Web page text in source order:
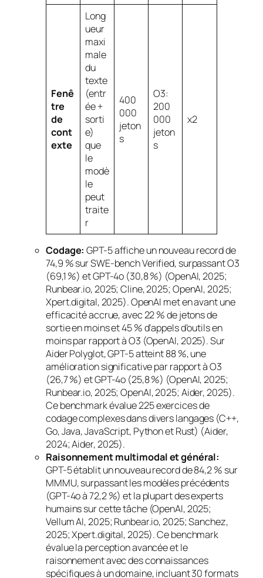
Fenê
tre
de
cont
exte
Long
ueur
maxi
male
du
texte
(entr
ée +
sorti
e)
que
le
modè
le
peut
traite
r
400
000
jeton
s
O3:
200
000
jeton
s
x2
Codage: GPT-5 affiche un nouveau record de
74,9 % sur SWE-bench Verified, surpassant O3
(69,1 %) et GPT-4o (30,8 %) (OpenAI, 2025;
Runbear.io, 2025; Cline, 2025; OpenAI, 2025;
Xpert.digital, 2025). OpenAI met en avant une
efficacité accrue, avec 22 % de jetons de
sortie en moins et 45 % d’appels d’outils en
moins par rapport à O3 (OpenAI, 2025). Sur
Aider Polyglot, GPT-5 atteint 88 %, une
amélioration significative par rapport à O3
(26,7 %) et GPT-4o (25,8 %) (OpenAI, 2025;
Runbear.io, 2025; OpenAI, 2025; Aider, 2025).
Cebenchmarkévalue 225 exercices de
codage complexes dans divers langages (C++,
Go, Java, JavaScript, Python et Rust) (Aider,
2024; Aider, 2025).
Raisonnement multimodal et général:
GPT-5 établit un nouveau record de 84,2 % sur
MMMU, surpassant les modèles précédents
(GPT-4o à 72,2 %) et la plupart des experts
humains sur cette tâche (OpenAI, 2025;
Vellum AI, 2025; Runbear.io, 2025; Sanchez,
2025; Xpert.digital, 2025). Cebenchmark
évalue la perception avancée et le
raisonnement avec des connaissances
spécifiques à un domaine, incluant 30 formats